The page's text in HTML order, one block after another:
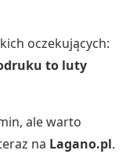
oczekujących:
to luty
ale warto
na Lagano.pl.